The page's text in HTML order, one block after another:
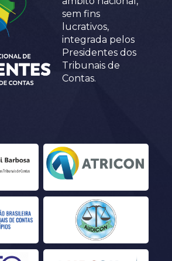
sem fins
lucrativos,
integrada pelos
Presidentes dos
Tribunais de
Contas.